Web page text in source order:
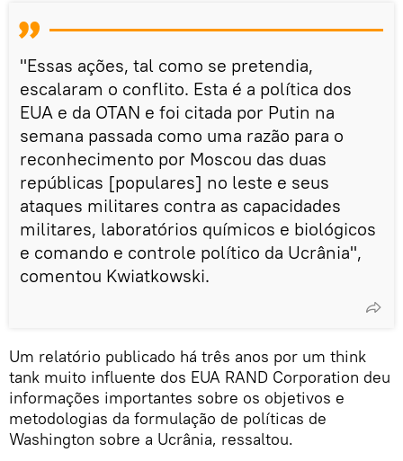
"Essas ações, tal como se pretendia,
escalaram o conflito. Esta é a política dos
EUA e da OTAN e foi citada por Putin na
semana passada como uma razão para o
reconhecimento por Moscou das duas
repúblicas [populares] no leste e seus
ataques militares contra as capacidades
militares, laboratórios químicos e biológicos
e comando e controle político da Ucrânia",
comentou Kwiatkowski.
Um relatório publicado há três anos por um think
tank muito influente dos EUA RAND Corporation deu
informações importantes sobre os objetivos e
metodologias da formulação de políticas de
Washington sobre a Ucrânia, ressaltou.